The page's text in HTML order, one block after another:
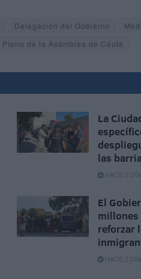
Delegación del Gobierno
Pleno de la Asamblea de Ceuta
La
las
HACE 2 DÍAS
El
millones
reforzar
HACE 2 DÍAS